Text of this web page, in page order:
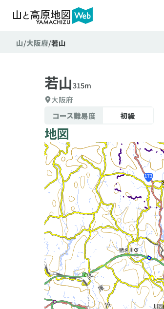
山 大阪府 若山
若山315m
大阪府
コース難易度
初級
地図